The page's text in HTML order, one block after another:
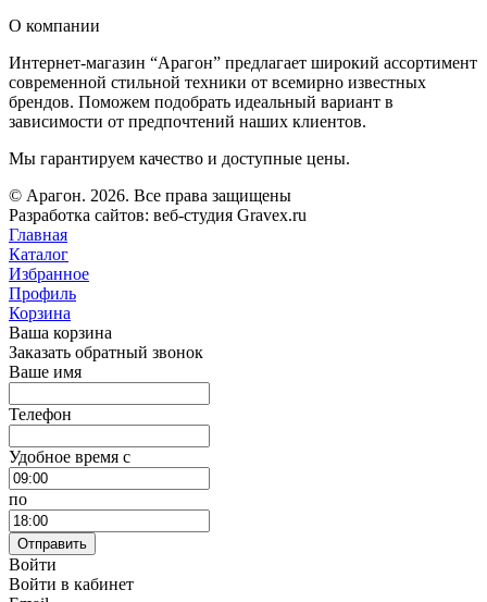
О компании
Интернет-магазин “Арагон” предлагает широкий ассортимент
современной стильной техники от всемирно известных
брендов. Поможем подобрать идеальный вариант в
зависимости от предпочтений наших клиентов.
Мы гарантируем качество и доступные цены.
© Арагон. 2026. Все права защищены
Разработка сайтов: веб-студия Gravex.ru
Главная
Каталог
Избранное
Профиль
Корзина
Ваша корзина
Заказать обратный звонок
Ваше имя
Телефон
Удобное время c
по
Отправить
Войти
Войти в кабинет